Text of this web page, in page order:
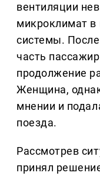
вентиляции
микроклимат в
системы.
часть
продолжение
Женщина,
мнении и
поезда.
Рассмотрев
принял